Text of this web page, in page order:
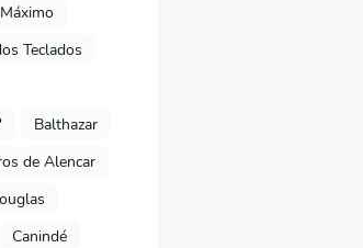
Teclados
Balthazar
de Alencar
Canindé